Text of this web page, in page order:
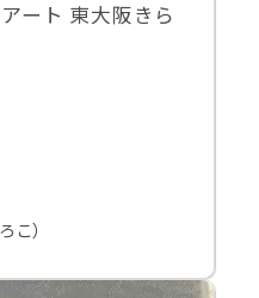
ート 東大阪きら
こ）